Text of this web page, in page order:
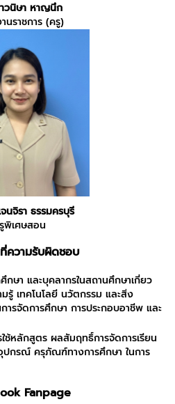
วนิษา หาญนึก
นราชการ (ครู)
นจิรา ธรรมครบุรี
พิเศษสอน
ความรับผิดชอบ
ษา และบุคลากรในสถานศึกษาเกี่ยว
เทคโนโลยี นวัตกรรม และสิ่ง
ารจัดการศึกษา การประกอบอาชีพ และ
ใช้หลักสูตร ผลสัมฤทธิ์การจัดการเรียน
ปกรณ์ ครุภัณฑ์ทางการศึกษา ในการ
Fanpage